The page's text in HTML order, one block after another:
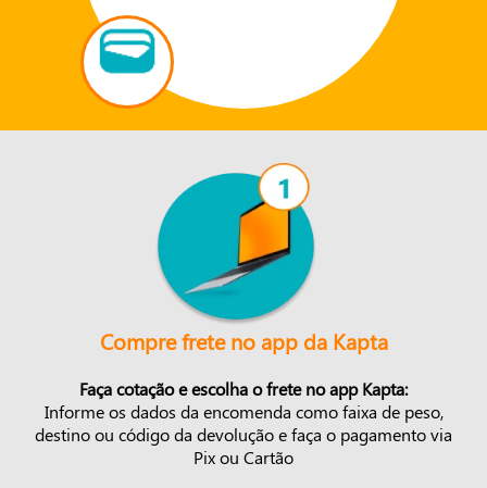
Compre frete no app da Kapta
Faça cotação e escolha o frete no app Kapta:
Informe os dados da encomenda como faixa de peso,
destino ou código da devolução e faça o pagamento via
Pix ou Cartão